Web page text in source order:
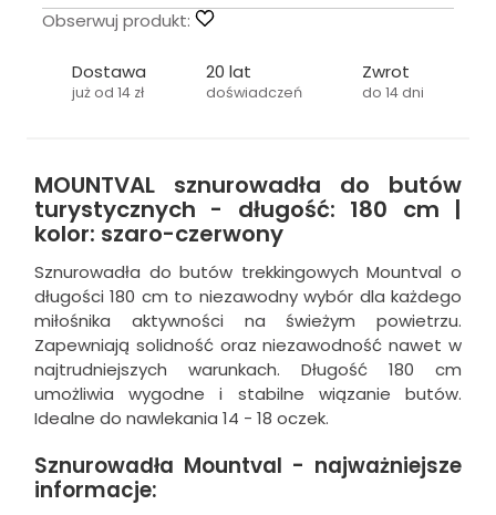
Obserwuj produkt:
Dostawa
już od 14 zł
20 lat
doświadczeń
Zwrot
do 14 dni
MOUNTVAL sznurowadła do butów
turystycznych - długość: 180 cm |
kolor: szaro-czerwony
Sznurowadła do butów trekkingowych Mountval o
długości 180 cm to niezawodny wybór dla każdego
miłośnika aktywności na świeżym powietrzu.
Zapewniają solidność oraz niezawodność nawet w
najtrudniejszych warunkach. Długość 180 cm
umożliwia wygodne i stabilne wiązanie butów.
Idealne do nawlekania 14 - 18 oczek.
Sznurowadła Mountval - najważniejsze
informacje: